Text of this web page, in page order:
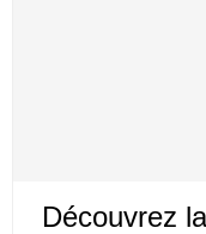
Découvrez